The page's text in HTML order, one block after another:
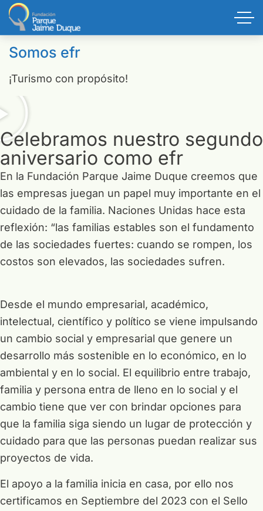
Somos efr
¡Turismo con propósito!
Celebramos nuestro segundo
aniversario como efr
En la Fundación Parque Jaime Duque creemos que
las empresas juegan un papel muy importante en el
cuidado de la familia. Naciones Unidas hace esta
reflexión: “las familias estables son el fundamento
de las sociedades fuertes: cuando se rompen, los
costos son elevados, las sociedades sufren.
Desde el mundo empresarial, académico,
intelectual, científico y político se viene impulsando
un cambio social y empresarial que genere un
desarrollo más sostenible en lo económico, en lo
ambiental y en lo social. El equilibrio entre trabajo,
familia y persona entra de lleno en lo social y el
cambio tiene que ver con brindar opciones para
que la familia siga siendo un lugar de protección y
cuidado para que las personas puedan realizar sus
proyectos de vida.
El apoyo a la familia inicia en casa, por ello nos
certificamos en Septiembre del 2023 con el Sello